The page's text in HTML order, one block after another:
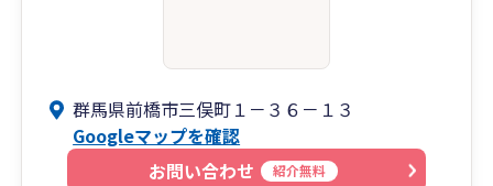
群馬県前橋市三俣町１－３６－１３
Googleマップを確認
お問い合わせ
紹介無料